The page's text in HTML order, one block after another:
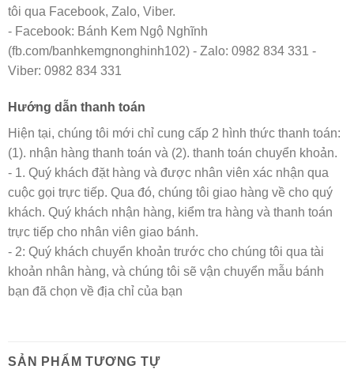
tôi qua Facebook, Zalo, Viber.
- Facebook: Bánh Kem Ngộ Nghĩnh
(fb.com/banhkemgnonghinh102) - Zalo: 0982 834 331 -
Viber: 0982 834 331
Hướng dẫn thanh toán
Hiện tại, chúng tôi mới chỉ cung cấp 2 hình thức thanh toán:
(1). nhận hàng thanh toán và (2). thanh toán chuyển khoản.
- 1. Quý khách đặt hàng và được nhân viên xác nhận qua
cuộc gọi trực tiếp. Qua đó, chúng tôi giao hàng về cho quý
khách. Quý khách nhận hàng, kiểm tra hàng và thanh toán
trực tiếp cho nhân viên giao bánh.
- 2: Quý khách chuyển khoản trước cho chúng tôi qua tài
khoản nhân hàng, và chúng tôi sẽ vận chuyển mẫu bánh
bạn đã chọn về địa chỉ của bạn
SẢN PHẨM TƯƠNG TỰ